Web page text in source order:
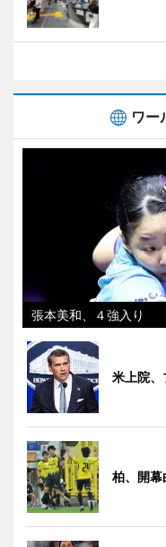
ワー
張本美和、４強入り
米上院、
柏、開